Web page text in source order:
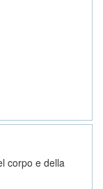
corpo e della